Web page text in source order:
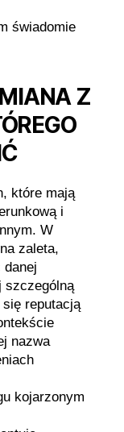
świadomie
Z
które mają
i
W
zaleta,
szczególną
reputacją
nazwa
kojarzonym